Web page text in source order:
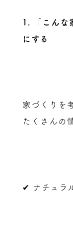
1. 「こんな
にする
家づくりを
たくさんの
✔ ナチュラ